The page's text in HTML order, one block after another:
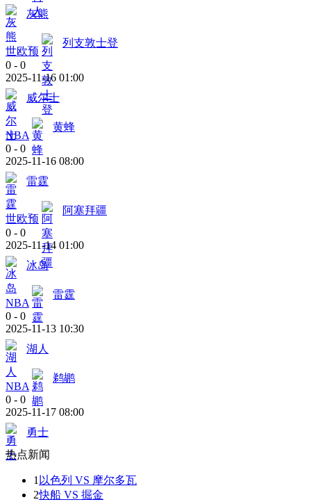
灰熊
世欧预
列支敦士登
0 - 0
2025-11-16 01:00
威尔士
NBA
黄蜂
0 - 0
2025-11-16 08:00
雷霆
世欧预
阿塞拜疆
0 - 0
2025-11-14 01:00
冰岛
NBA
雷霆
0 - 0
2025-11-13 10:30
湖人
NBA
鹈鹕
0 - 0
2025-11-17 08:00
勇士
热点新闻
1 以色列 VS 摩尔多瓦
2快船 VS 掘金